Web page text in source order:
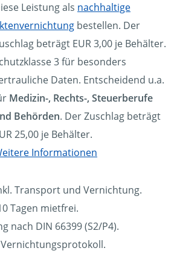
Leistung als nachhaltige
bestellen. Der
beträgt EUR 3,00 je Behälter.
3 für besonders
Daten. Entscheidend u.a.
Medizin-, Rechts-, Steuerberufe
Behörden. Der Zuschlag beträgt
25,00 je Behälter.
Informationen
Transport und Vernichtung.
Tagen mietfrei.
nach DIN 66399 (S2/P4).